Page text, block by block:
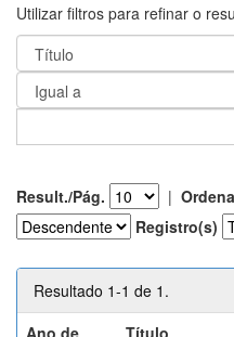
Utilizar filtros para refinar o
Result./Pág. |
Registro(s)
Resultado 1-1 de 1.
Ano de
Título